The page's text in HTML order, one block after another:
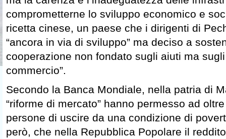
comprometterne lo sviluppo economico e
ricetta cinese, un paese che i dirigenti di
“ancora in via di sviluppo” ma deciso a
cooperazione non fondato sugli aiuti ma
commercio”.
Secondo la Banca Mondiale, nella patria di
“riforme di mercato” hanno permesso ad
persone di uscire da una condizione di
però, che nella Repubblica Popolare il